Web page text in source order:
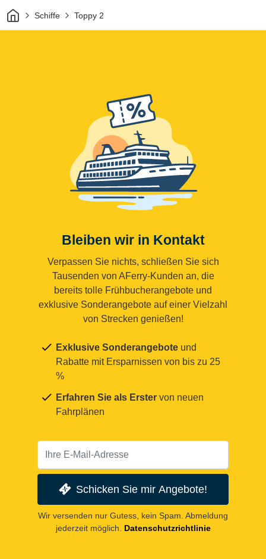
HeimSchiffe Toppy 2
Bleiben wir in Kontakt
Verpassen Sie nichts, schließen Sie sich
Tausenden von AFerry-Kunden an, die
bereits tolle Frühbucherangebote und
exklusive Sonderangebote auf einer Vielzahl
von Strecken genießen!
Exklusive Sonderangebote und
Rabatte mit Ersparnissen von bis zu 25
%
Erfahren Sie als Erster von neuen
Fahrplänen
Schicken Sie mir Angebote!
Wir versenden nur Gutess, kein Spam. Abmeldung
jederzeit möglich.
Datenschutzrichtlinie